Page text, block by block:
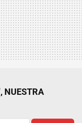
NUESTRA